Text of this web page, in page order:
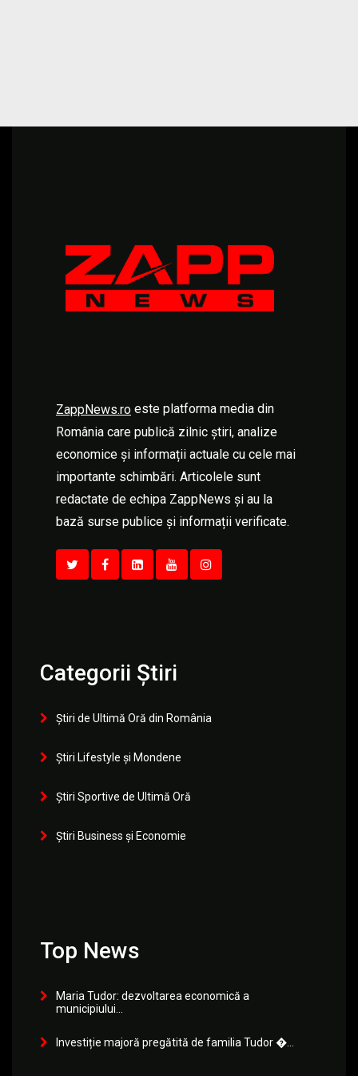
ZappNews.ro este platforma media din
România care publică zilnic știri, analize
economice și informații actuale cu cele mai
importante schimbări. Articolele sunt
redactate de echipa ZappNews și au la
bază surse publice și informații verificate.
Categorii Știri
Știri de Ultimă Oră din România
Știri Lifestyle și Mondene
Știri Sportive de Ultimă Oră
Știri Business și Economie
Top News
Maria Tudor: dezvoltarea economică a
municipiului...
Investiție majoră pregătită de familia Tudor �...